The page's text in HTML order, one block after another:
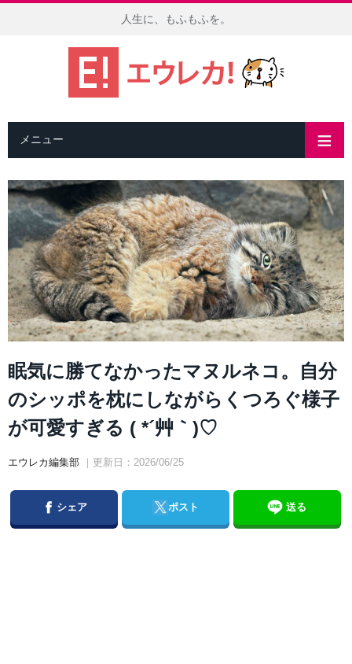
人生に、もふもふを。
メニュー
眠気に勝てなかったマヌルネコ。自分
のシッポを枕にしながらくつろぐ様子
が可愛すぎる ( *´艸｀)♡
エウレカ編集部 ｜更新日：2026/06/25
Facebook
シェア Twitterポスト 送る